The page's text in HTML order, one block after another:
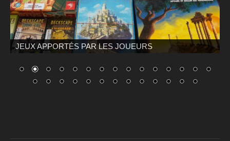
JEUX APPORTÉS PAR LES JOUEURS